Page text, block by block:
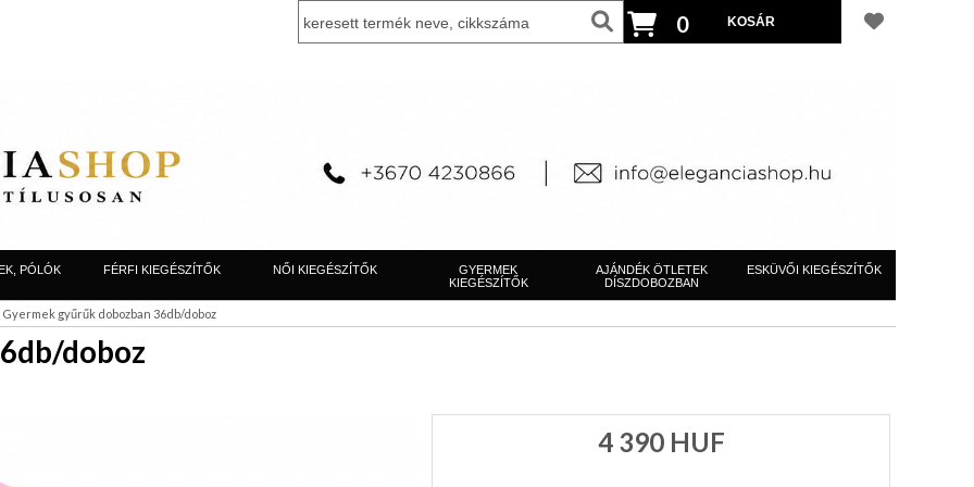
0
PÓLÓK FÉRFI KIEGÉSZÍTŐK NŐI KIEGÉSZÍTŐK
GYERMEK
KIEGÉSZÍTŐK
AJÁNDÉK ÖTLETEK
DÍSZDOBOZBAN
ESKÜVŐI KIEGÉSZÍTŐK
Gyermek gyűrűk dobozban 36db/doboz
doboz
4 390HUF